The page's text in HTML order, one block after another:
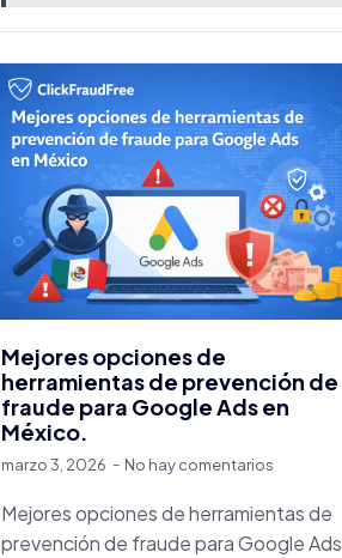
Mejores opciones de
herramientas de prevención de
fraude para Google Ads en
México.
marzo 3, 2026 No hay comentarios
Mejores opciones de herramientas de
prevención de fraude para Google Ads